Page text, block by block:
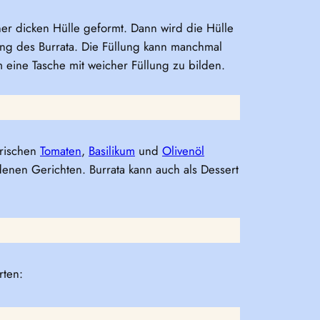
dicken Hülle geformt. Dann wird die Hülle
des Burrata. Die Füllung kann manchmal
Tasche mit weicher Füllung zu bilden.
Tomaten, Basilikum und Olivenöl
Gerichten. Burrata kann auch als Dessert